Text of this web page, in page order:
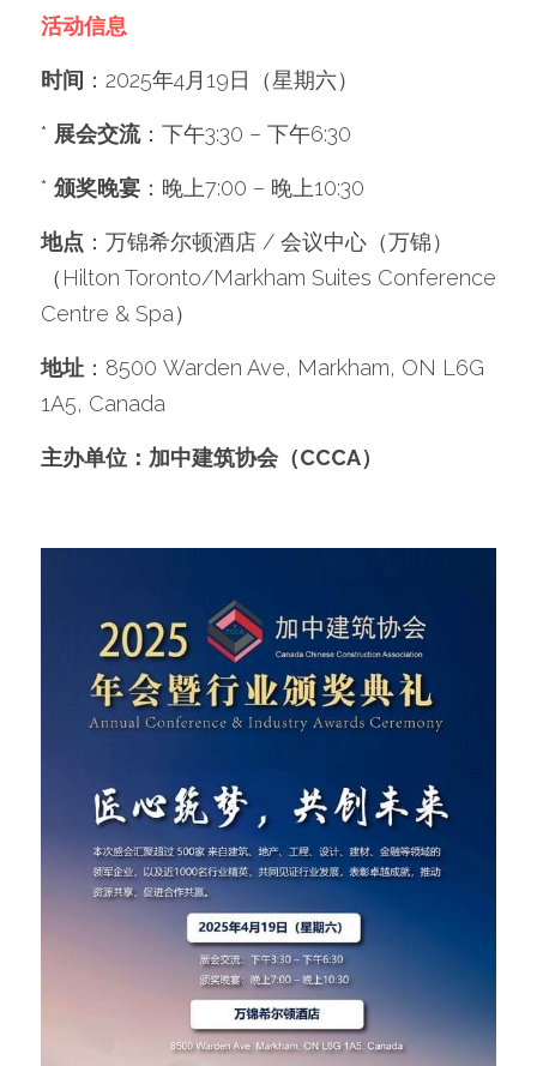
活动信息
时间 ：2025年4月19日（星期六）
* 展会交流：下午3:30 – 下午6:30
* 颁奖晚宴 ：晚上7:00 – 晚上10:30
地点 ：万锦希尔顿酒店 / 会议中心（万锦）
（Hilton Toronto/Markham Suites Conference
Centre & Spa）
地址 ：8500 Warden Ave, Markham, ON L6G
1A5, Canada
主办单位：加中建筑协会（CCCA）